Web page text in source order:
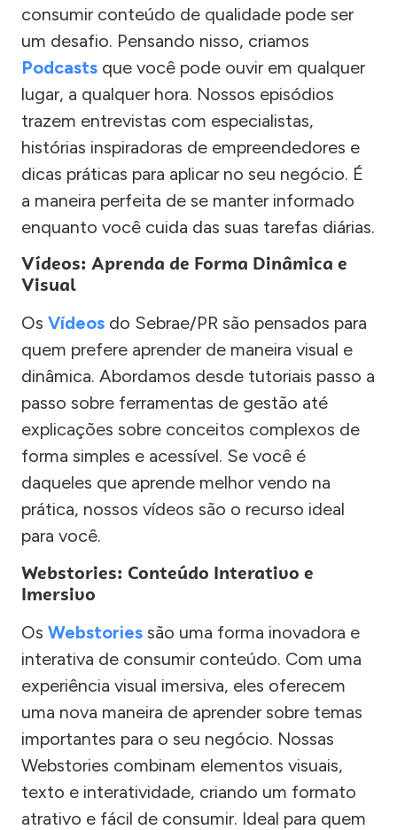
consumir conteúdo de qualidade pode ser
um desafio. Pensando nisso, criamos
Podcasts que você pode ouvir em qualquer
lugar, a qualquer hora. Nossos episódios
trazem entrevistas com especialistas,
histórias inspiradoras de empreendedores e
dicas práticas para aplicar no seu negócio. É
a maneira perfeita de se manter informado
enquanto você cuida das suas tarefas diárias.
Vídeos: Aprenda de Forma Dinâmica e
Visual
Os Vídeos do Sebrae/PR são pensados para
quem prefere aprender de maneira visual e
dinâmica. Abordamos desde tutoriais passo a
passo sobre ferramentas de gestão até
explicações sobre conceitos complexos de
forma simples e acessível. Se você é
daqueles que aprende melhor vendo na
prática, nossos vídeos são o recurso ideal
para você.
Webstories: Conteúdo Interativo e
Imersivo
Os Webstories são uma forma inovadora e
interativa de consumir conteúdo. Com uma
experiência visual imersiva, eles oferecem
uma nova maneira de aprender sobre temas
importantes para o seu negócio. Nossas
Webstories combinam elementos visuais,
texto e interatividade, criando um formato
atrativo e fácil de consumir. Ideal para quem